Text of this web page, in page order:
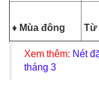
♦ Mùa đông Từ
Xem thêm: Nét
tháng 3